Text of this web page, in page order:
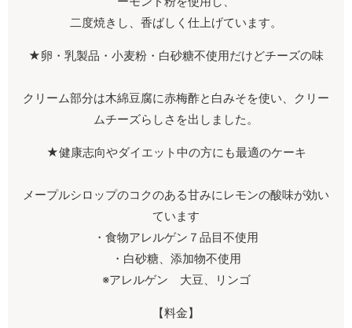
二度焼きし、香ばしく仕上げています。
★卵・乳製品・小麦粉・白砂糖不使用だけどチーズの味
クリーム部分は木綿豆腐に赤梅酢と白みそを使い、クリー
ムチーズらしさを出しました。
★健康志向やダイエット中の方にも最適のケーキ
メープルシロップのコクのある甘みにレモンの酸味が効い
ています
・食物アレルゲン７品目不使用
・白砂糖、添加物不使用
※アレルゲン 大豆、リンゴ
【料金】